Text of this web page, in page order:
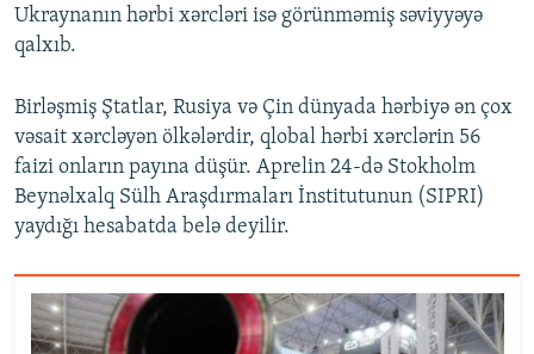
Ukraynanın hərbi xərcləri isə görünməmiş səviyyəyə
qalxıb.
Birləşmiş Ştatlar, Rusiya və Çin dünyada hərbiyə ən çox
vəsait xərcləyən ölkələrdir, qlobal hərbi xərclərin 56
faizi onların payına düşür. Aprelin 24-də Stokholm
Beynəlxalq Sülh Araşdırmaları İnstitutunun (SIPRI)
yaydığı hesabatda belə deyilir.